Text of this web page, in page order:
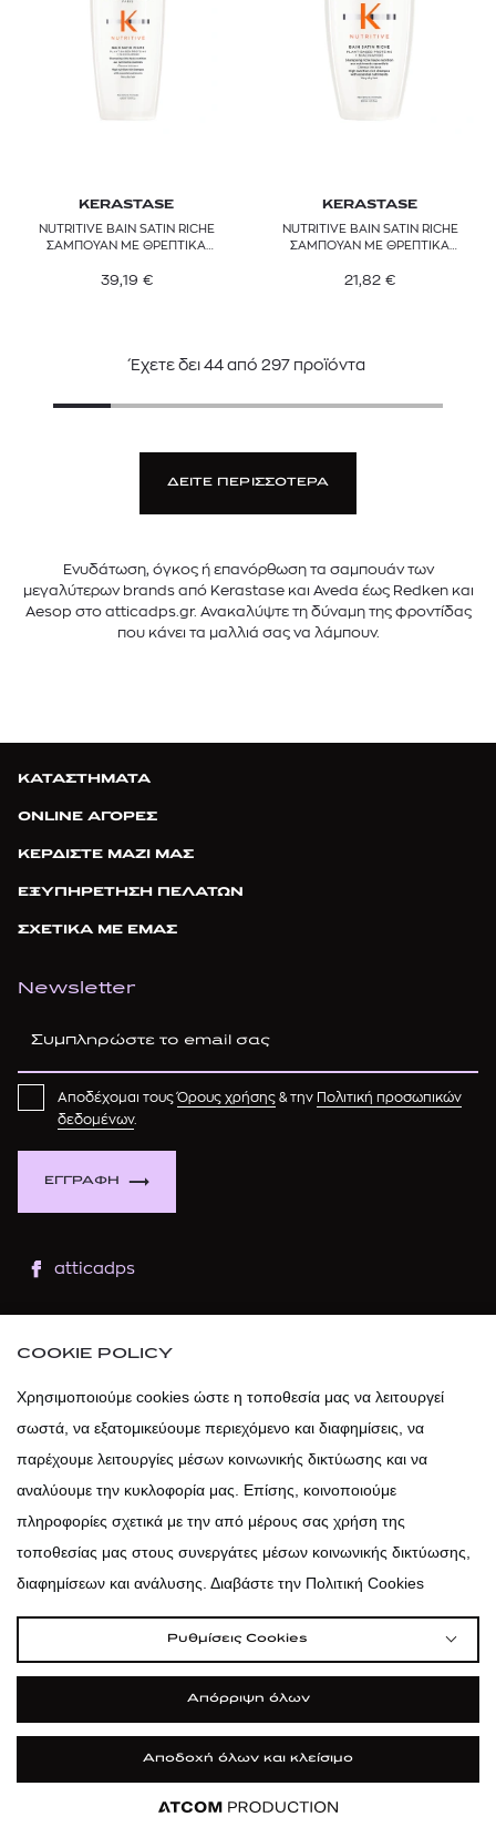
KERASTASE
NUTRITIVE BAIN SATIN RICHE
ΣΑΜΠΟΥΑΝ ΜΕ ΘΡΕΠΤΙΚΑ
39,19 €
KERASTASE
NUTRITIVE BAIN SATIN RICHE
ΣΑΜΠΟΥΑΝ ΜΕ ΘΡΕΠΤΙΚΑ
21,82 €
Έχετε δει 44 από 297 προϊόντα
ΔΕΙΤΕ ΠΕΡΙΣΣΟΤΕΡΑ
Ενυδάτωση, όγκος ή επανόρθωση τα σαμπουάν των
μεγαλύτερων brands από Kerastase και Aveda έως Redken και
Aesop στο atticadps.gr. Ανακαλύψτε τη δύναμη της φροντίδας
που κάνει τα μαλλιά σας να λάμπουν.
ΚΑΤΑΣΤΗΜΑΤΑ
ONLINE ΑΓΟΡΕΣ
ΚΕΡΔΙΣΤΕ ΜΑΖΙ ΜΑΣ
ΕΞΥΠΗΡΕΤΗΣΗ ΠΕΛΑΤΩΝ
ΣΧΕΤΙΚΑ ΜΕ ΕΜΑΣ
Newsletter
ΕΓΓΡΑΦΗ
Αποδέχομαι τουςΌρους χρήσης & την Πολιτική προσωπικών
δεδομένων.
atticadps
atticadps
| Πολιτική Cookies | Κώδικας Δεοντολογίας
Προστασία Προσωπικών Δεδομένων
COOKIE POLICY
Χρησιμοποιούμε cookies ώστε η τοποθεσία μας να λειτουργεί
σωστά, να εξατομικεύουμε περιεχόμενο και διαφημίσεις, να
παρέχουμε λειτουργίες μέσων κοινωνικής δικτύωσης και να
αναλύουμε την κυκλοφορία μας. Επίσης, κοινοποιούμε
πληροφορίες σχετικά με την από μέρους σας χρήση της
τοποθεσίας μας στους συνεργάτες μέσων κοινωνικής δικτύωσης,
διαφημίσεων και ανάλυσης. Διαβάστε την Πολιτική Cookies
Ρυθμίσεις Cookies
Απόρριψη όλων
Αποδοχή όλων και κλείσιμο